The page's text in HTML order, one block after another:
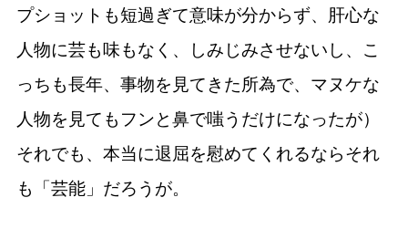
プショットも短過ぎて意味が分からず、肝心な
人物に芸も味もなく、しみじみさせないし、こ
っちも長年、事物を見てきた所為で、マヌケな
人物を見てもフンと鼻で嗤うだけになったが）
それでも、本当に退屈を慰めてくれるならそれ
も「芸能」だろうが。